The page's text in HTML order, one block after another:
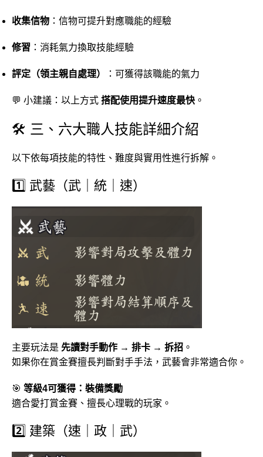
收集信物 ：信物可提升對應職能的經驗
修習 ：消耗氣力換取技能經驗
評定（領主親自處理） ：可獲得該職能的氣力
💬 小建議：以上方式 搭配使用提升速度最快 。
🛠️ 三、六大職人技能詳細介紹
以下依每項技能的特性、難度與實用性進行拆解。
1️⃣ 武藝（武｜統｜速）
主要玩法是 先讀對手動作 → 排卡 → 拆招 。
如果你在賞金賽擅長判斷對手手法，武藝會非常適合你。
🎯 等級4可獲得：裝備獎勵
適合愛打賞金賽、擅長心理戰的玩家。
2️⃣ 建築（速｜政｜武）